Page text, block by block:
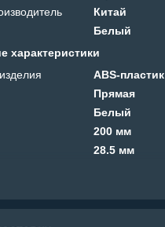
Китай
Белый
характеристики
ABS-пластик
Прямая
Белый
200 мм
28.5 мм